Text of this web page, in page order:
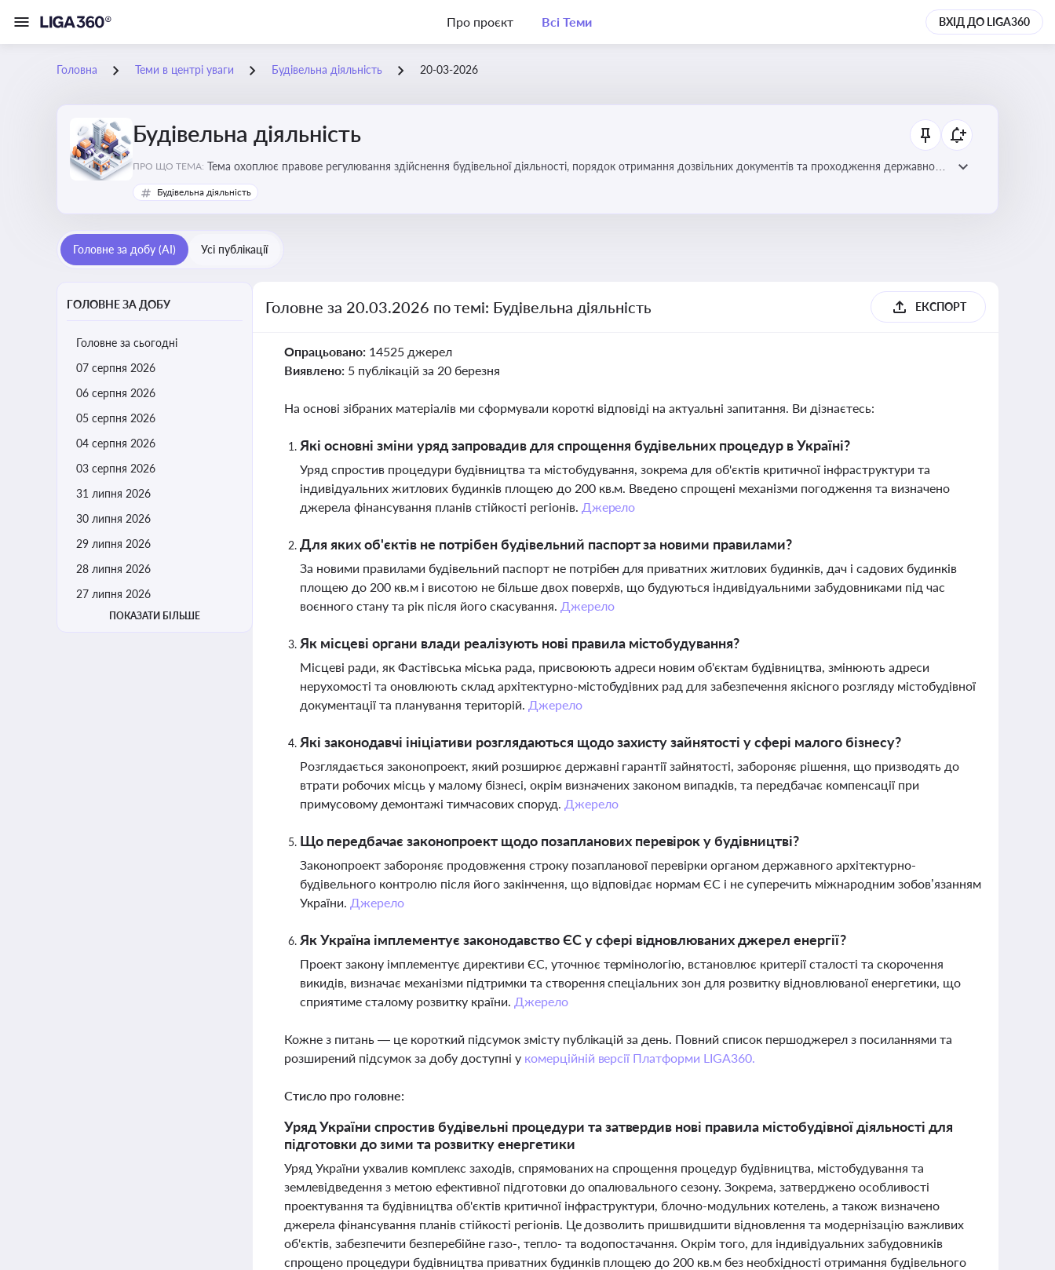
Про проєкт Всі Теми ВХІД ДО LIGA360
Головна Теми в центрі уваги Будівельна діяльність 20-03-2026
Будівельна діяльність
ПРО ЩО ТЕМА: Тема охоплює правове регулювання здійснення будівельної діяльності, порядок отримання дозвільних документів та проходження державного
контролю
Будівельна діяльність
Головне за добу (AI) Усі публікації
ГОЛОВНЕ ЗА ДОБУ
Головне за сьогодні
07 серпня 2026
06 серпня 2026
05 серпня 2026
04 серпня 2026
03 серпня 2026
31 липня 2026
30 липня 2026
29 липня 2026
28 липня 2026
27 липня 2026
ПОКАЗАТИ БІЛЬШЕ
Головне за 20.03.2026 по темі: Будівельна діяльність ЕКСПОРТ
Опрацьовано: 14525 джерел
Виявлено: 5 публікацій за 20 березня
На основі зібраних матеріалів ми сформували короткі відповіді на актуальні запитання. Ви дізнаєтесь:
Які основні зміни уряд запровадив для спрощення будівельних процедур в Україні?
Уряд спростив процедури будівництва та містобудування, зокрема для об'єктів критичної інфраструктури та
індивідуальних житлових будинків площею до 200 кв.м. Введено спрощені механізми погодження та визначено
джерела фінансування планів стійкості регіонів. Джерело
Для яких об'єктів не потрібен будівельний паспорт за новими правилами?
За новими правилами будівельний паспорт не потрібен для приватних житлових будинків, дач і садових будинків
площею до 200 кв.м і висотою не більше двох поверхів, що будуються індивідуальними забудовниками під час
воєнного стану та рік після його скасування. Джерело
Як місцеві органи влади реалізують нові правила містобудування?
Місцеві ради, як Фастівська міська рада, присвоюють адреси новим об'єктам будівництва, змінюють адреси
нерухомості та оновлюють склад архітектурно-містобудівних рад для забезпечення якісного розгляду містобудівної
документації та планування територій. Джерело
Які законодавчі ініціативи розглядаються щодо захисту зайнятості у сфері малого бізнесу?
Розглядається законопроект, який розширює державні гарантії зайнятості, забороняє рішення, що призводять до
втрати робочих місць у малому бізнесі, окрім визначених законом випадків, та передбачає компенсації при
примусовому демонтажі тимчасових споруд. Джерело
Що передбачає законопроект щодо позапланових перевірок у будівництві?
Законопроект забороняє продовження строку позапланової перевірки органом державного архітектурно-
будівельного контролю після його закінчення, що відповідає нормам ЄС і не суперечить міжнародним зобов’язанням
України. Джерело
Як Україна імплементує законодавство ЄС у сфері відновлюваних джерел енергії?
Проект закону імплементує директиви ЄС, уточнює термінологію, встановлює критерії сталості та скорочення
викидів, визначає механізми підтримки та створення спеціальних зон для розвитку відновлюваної енергетики, що
сприятиме сталому розвитку країни. Джерело
Кожне з питань — це короткий підсумок змісту публікацій за день. Повний список першоджерел з посиланнями та
розширений підсумок за добу доступні у комерційній версії Платформи LIGA360.
Стисло про головне:
Уряд України спростив будівельні процедури та затвердив нові правила містобудівної діяльності для
підготовки до зими та розвитку енергетики
Уряд України ухвалив комплекс заходів, спрямованих на спрощення процедур будівництва, містобудування та
землевідведення з метою ефективної підготовки до опалювального сезону. Зокрема, затверджено особливості
проектування та будівництва об'єктів критичної інфраструктури, блочно-модульних котелень, а також визначено
джерела фінансування планів стійкості регіонів. Це дозволить пришвидшити відновлення та модернізацію важливих
об'єктів, забезпечити безперебійне газо-, тепло- та водопостачання. Окрім того, для індивідуальних забудовників
спрощено процедури будівництва приватних будинків площею до 200 кв.м без необхідності отримання будівельного